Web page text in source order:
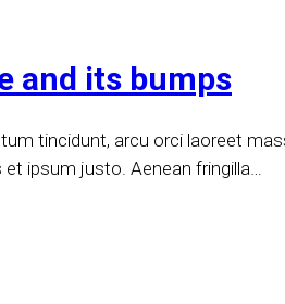
and its bumps
tincidunt, arcu orci laoreet
ipsum justo. Aenean fringilla…